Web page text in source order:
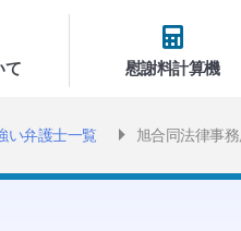
て 慰謝料計算機
い弁護士一覧 旭合同法律事